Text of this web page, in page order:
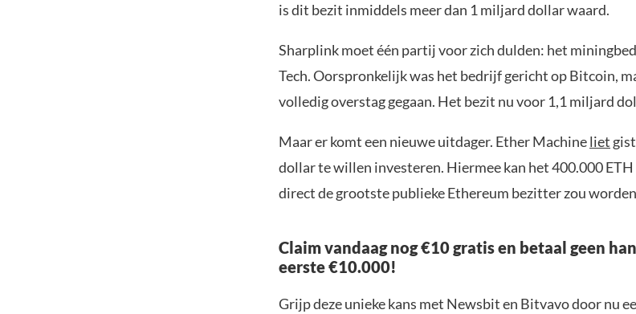
is dit bezit inmiddels meer dan 1 miljard dollar waard.
Sharplink moet één partij voor zich dulden: het
Tech. Oorspronkelijk was het bedrijf gericht op Bitcoin,
volledig overstag gegaan. Het bezit nu voor 1,1 miljard
Maar er komt een nieuwe uitdager. Ether Machineliet
dollar te willen investeren. Hiermee kan het 400.000
direct de grootste publieke Ethereum bezitter zou
Claim vandaag nog €10 gratis en betaal geen
eerste €10.000!
Grijp deze unieke kans met Newsbit en Bitvavo door nu